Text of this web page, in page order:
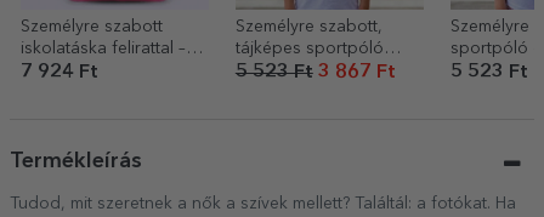
Személyre szabott
iskolatáska felirattal –
Unicorn
7 924 Ft
Személyre szabott,
tájképes sportpóló
gyerekeknek
5 523 Ft3 867 Ft
Személyre
sportpóló
fotóval és
5 523 Ft
Termékleírás
Tudod, mit szeretnek a nők a szívek mellett? Találtál: a fotókat. Ha